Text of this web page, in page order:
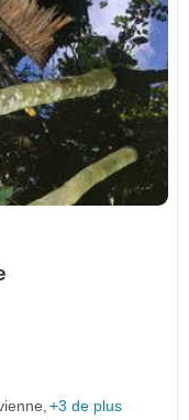
+3 de plus